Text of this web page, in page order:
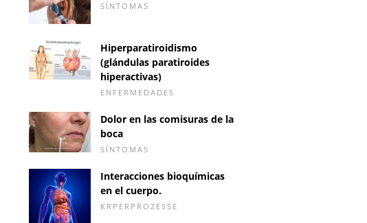
SÍNTOMAS
Hiperparatiroidismo
(glándulas paratiroides
hiperactivas)
ENFERMEDADES
Dolor en las comisuras de la
boca
SÍNTOMAS
Interacciones bioquímicas
en el cuerpo.
KRPERPROZESSE